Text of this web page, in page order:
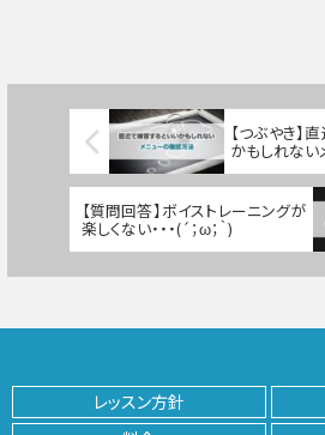
【つぶやき】
かもしれな
【質問回答】ボイストレーニングが
楽しくない・・・(´；ω；｀)
レッスン方針